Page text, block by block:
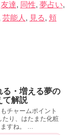
が、お得な無料
友達, 同性, 夢占い,
芸能人 , 見る, 頬
る・増える夢の
て解説
チャームポイント
たり、はたまた化粧
すね。 ...